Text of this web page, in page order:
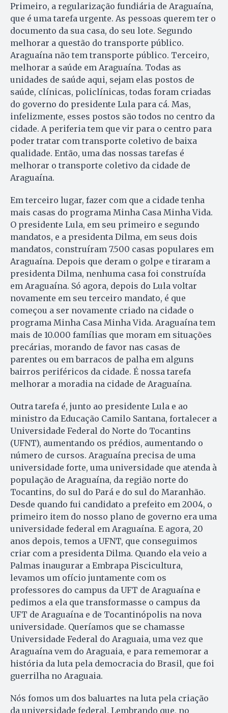
Primeiro, a regularização fundiária de Araguaína,
que é uma tarefa urgente. As pessoas querem ter o
documento da sua casa, do seu lote. Segundo
melhorar a questão do transporte público.
Araguaína não tem transporte público. Terceiro,
melhorar a saúde em Araguaína. Todas as
unidades de saúde aqui, sejam elas postos de
saúde, clínicas, policlínicas, todas foram criadas
do governo do presidente Lula para cá. Mas,
infelizmente, esses postos são todos no centro da
cidade. A periferia tem que vir para o centro para
poder tratar com transporte coletivo de baixa
qualidade. Então, uma das nossas tarefas é
melhorar o transporte coletivo da cidade de
Araguaína.
Em terceiro lugar, fazer com que a cidade tenha
mais casas do programa Minha Casa Minha Vida.
O presidente Lula, em seu primeiro e segundo
mandatos, e a presidenta Dilma, em seus dois
mandatos, construíram 7.500 casas populares em
Araguaína. Depois que deram o golpe e tiraram a
presidenta Dilma, nenhuma casa foi construída
em Araguaína. Só agora, depois do Lula voltar
novamente em seu terceiro mandato, é que
começou a ser novamente criado na cidade o
programa Minha Casa Minha Vida. Araguaína tem
mais de 10.000 famílias que moram em situações
precárias, morando de favor nas casas de
parentes ou em barracos de palha em alguns
bairros periféricos da cidade. É nossa tarefa
melhorar a moradia na cidade de Araguaína.
Outra tarefa é, junto ao presidente Lula e ao
ministro da Educação Camilo Santana, fortalecer a
Universidade Federal do Norte do Tocantins
(UFNT), aumentando os prédios, aumentando o
número de cursos. Araguaína precisa de uma
universidade forte, uma universidade que atenda à
população de Araguaína, da região norte do
Tocantins, do sul do Pará e do sul do Maranhão.
Desde quando fui candidato a prefeito em 2004, o
primeiro item do nosso plano de governo era uma
universidade federal em Araguaína. E agora, 20
anos depois, temos a UFNT, que conseguimos
criar com a presidenta Dilma. Quando ela veio a
Palmas inaugurar a Embrapa Piscicultura,
levamos um ofício juntamente com os
professores do campus da UFT de Araguaína e
pedimos a ela que transformasse o campus da
UFT de Araguaína e de Tocantinópolis na nova
universidade. Queríamos que se chamasse
Universidade Federal do Araguaia, uma vez que
Araguaína vem do Araguaia, e para rememorar a
história da luta pela democracia do Brasil, que foi
guerrilha no Araguaia.
Nós fomos um dos baluartes na luta pela criação
da universidade federal. Lembrando que, no